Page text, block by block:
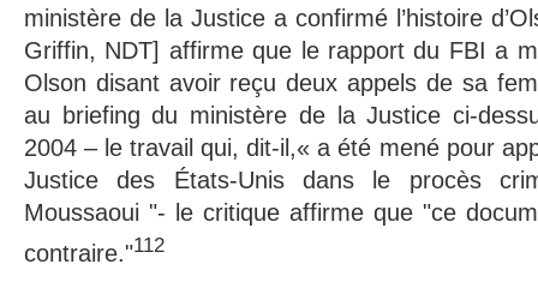
ministère de la Justice a confirmé l’histoire
Griffin, NDT] affirme que le rapport du FBI a
Olson disant avoir reçu deux appels de sa
au briefing du ministère de la Justice ci-
2004 – le travail qui, dit-il,« a été mené pour
Justice des États-Unis dans le procès
Moussaoui "- le critique affirme que "ce
contraire."112